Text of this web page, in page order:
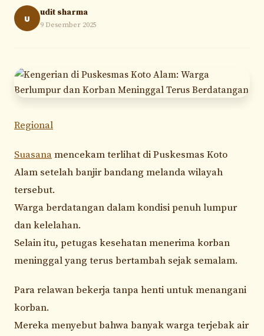
u udit sharma
9 Desember 2025
Regional
Suasanamencekam terlihat di Puskesmas Koto
Alam setelah banjir bandang melanda wilayah
tersebut.
Warga berdatangan dalam kondisi penuh lumpur
dan kelelahan.
Selain itu, petugas kesehatan menerima korban
meninggal yang terus bertambah sejak semalam.
Para relawan bekerja tanpa henti untuk menangani
korban.
Mereka menyebut bahwa banyak warga terjebak air